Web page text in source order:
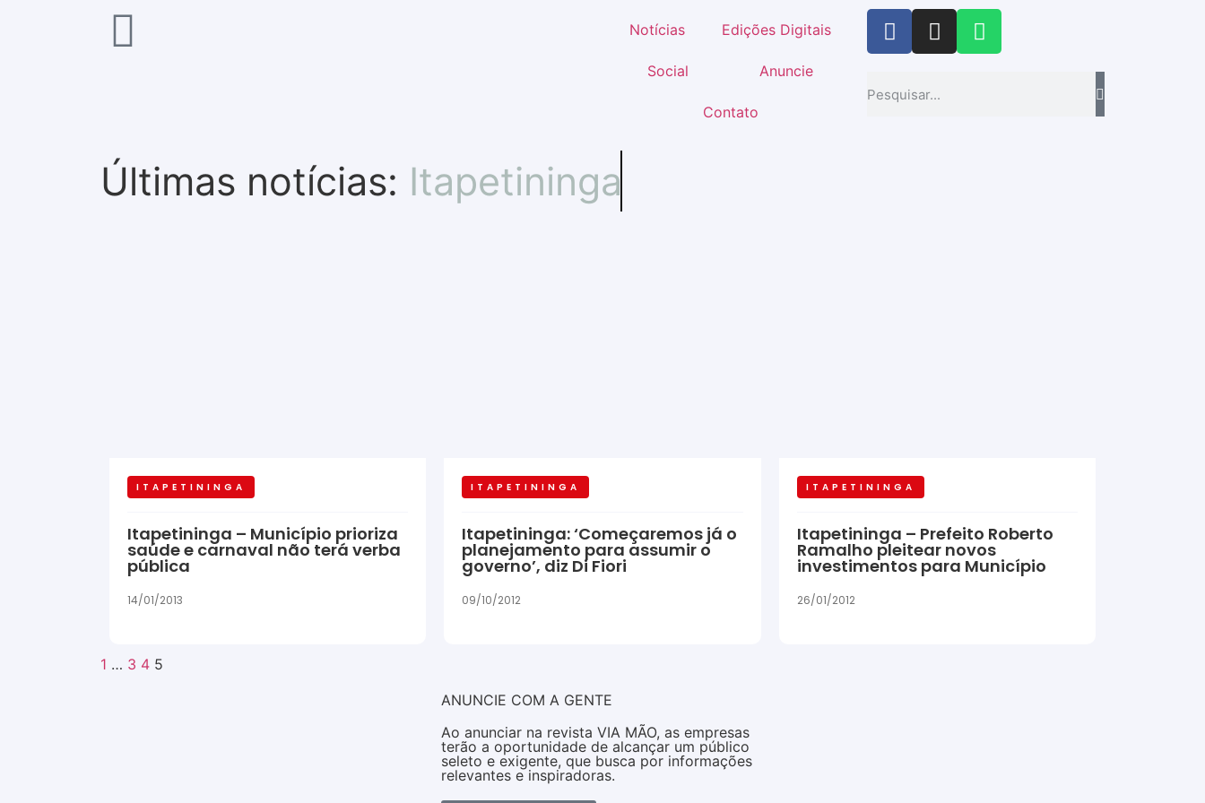
Notícias Edições Digitais
Social Anuncie
Contato
Últimas notícias: Itapetininga
ITAPETININGA
Itapetininga – Município prioriza
saúde e carnaval não terá verba
pública
14/01/2013
ITAPETININGA
Itapetininga: ‘Começaremos já o
planejamento para assumir o
governo’, diz Di Fiori
09/10/2012
ITAPETININGA
Itapetininga – Prefeito Roberto
Ramalho pleitear novos
investimentos para Município
26/01/2012
1 … 3 4 5
ANUNCIE COM A GENTE
Ao anunciar na revista VIA MÃO, as empresas
terão a oportunidade de alcançar um público
seleto e exigente, que busca por informações
relevantes e inspiradoras.